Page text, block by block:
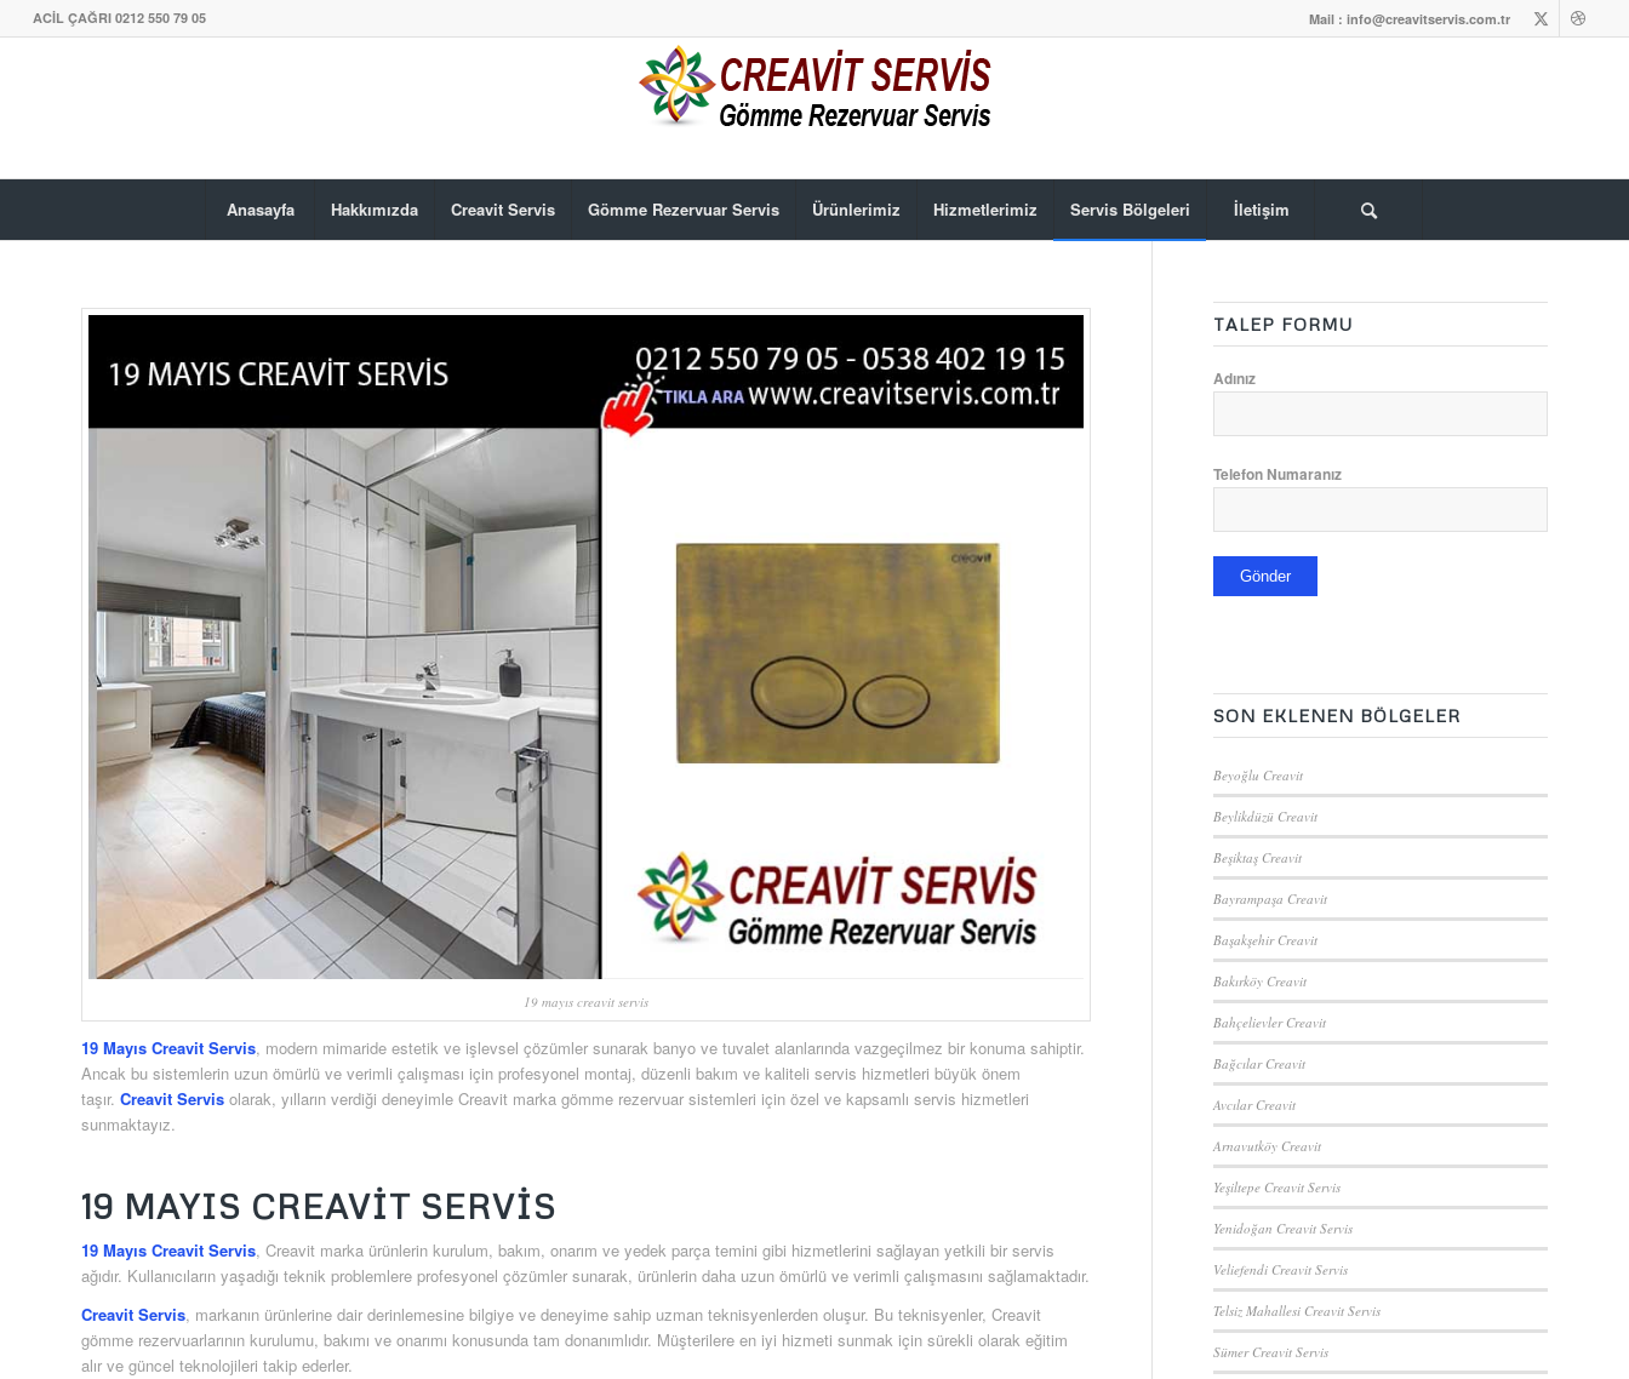
Mail : info@creavitservis.com.tr
ACİL ÇAĞRI 0212 550 79 05
Anasayfa Hakkımızda Creavit Servis Gömme Rezervuar Servis Ürünlerimiz Hizmetlerimiz Servis Bölgeleri İletişim
19 mayıs creavit servis
19 Mayıs Creavit Servis, modern mimaride estetik ve işlevsel çözümler sunarak banyo ve tuvalet alanlarında vazgeçilmez bir konuma sahiptir.
Ancak bu sistemlerin uzun ömürlü ve verimli çalışması için profesyonel montaj, düzenli bakım ve kaliteli servis hizmetleri büyük önem
taşır. Creavit Servis olarak, yılların verdiği deneyimle Creavit marka gömme rezervuar sistemleri için özel ve kapsamlı servis hizmetleri
sunmaktayız.
19 MAYIS CREAVIT SERVIS
19 Mayıs Creavit Servis, Creavit marka ürünlerin kurulum, bakım, onarım ve yedek parça temini gibi hizmetlerini sağlayan yetkili bir servis
ağıdır. Kullanıcıların yaşadığı teknik problemlere profesyonel çözümler sunarak, ürünlerin daha uzun ömürlü ve verimli çalışmasını sağlamaktadır.
Creavit Servis, markanın ürünlerine dair derinlemesine bilgiye ve deneyime sahip uzman teknisyenlerden oluşur. Bu teknisyenler, Creavit
gömme rezervuarlarının kurulumu, bakımı ve onarımı konusunda tam donanımlıdır. Müşterilere en iyi hizmeti sunmak için sürekli olarak eğitim
alır ve güncel teknolojileri takip ederler.
TALEP FORMU
Adınız
Telefon Numaranız
SON EKLENEN BÖLGELER
Beyoğlu Creavit
Beylikdüzü Creavit
Beşiktaş Creavit
Bayrampaşa Creavit
Başakşehir Creavit
Bakırköy Creavit
Bahçelievler Creavit
Bağcılar Creavit
Avcılar Creavit
Arnavutköy Creavit
Yeşiltepe Creavit Servis
Yenidoğan Creavit Servis
Veliefendi Creavit Servis
Telsiz Mahallesi Creavit Servis
Sümer Creavit Servis